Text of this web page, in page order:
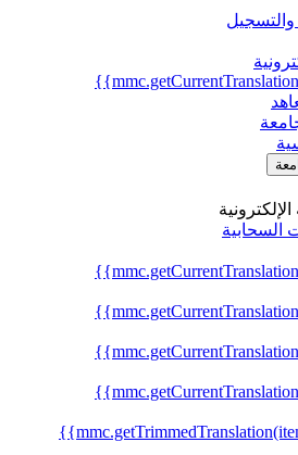
والتسجيل
الإلكترونية
السحابية